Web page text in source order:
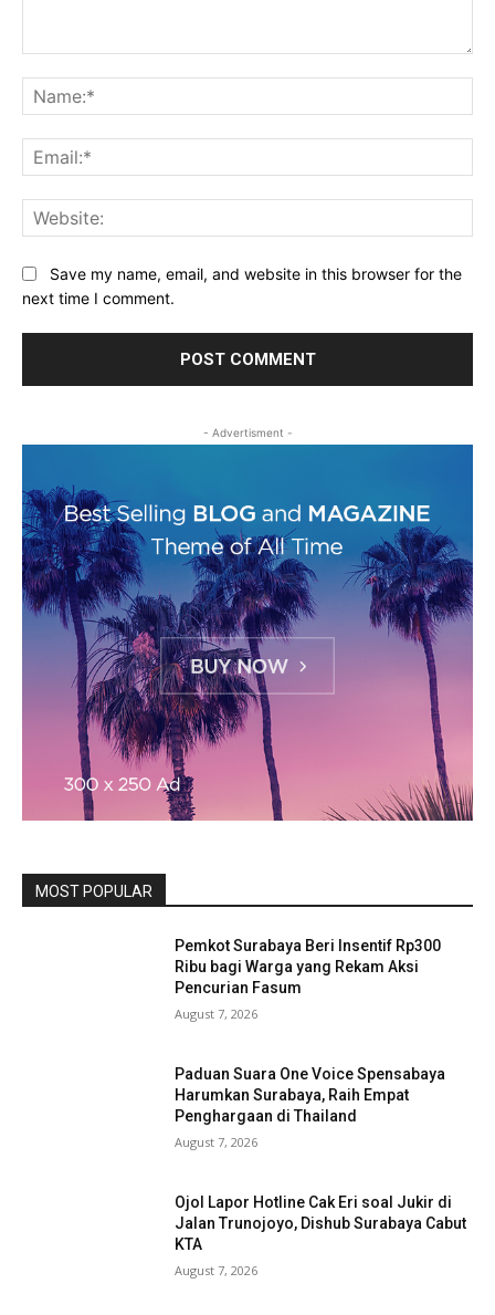
Save my name, email, and website in this browser for the
next time I comment.
- Advertisment -
MOST POPULAR
Pemkot Surabaya Beri Insentif Rp300
Ribu bagi Warga yang Rekam Aksi
Pencurian Fasum
August 7, 2026
Paduan Suara One Voice Spensabaya
Harumkan Surabaya, Raih Empat
Penghargaan di Thailand
August 7, 2026
Ojol Lapor Hotline Cak Eri soal Jukir di
Jalan Trunojoyo, Dishub Surabaya Cabut
KTA
August 7, 2026